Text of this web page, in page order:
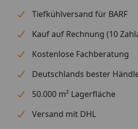
Tiefkühlversand für BARF
Kauf auf Rechnung (10
Kostenlose Fachberatung
Deutschlands bester
50.000 m² Lagerfläche
Versand mit DHL